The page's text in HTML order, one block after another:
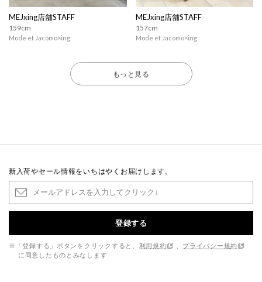
MEJxing店舗STAFF
159cm
Mode et Jacomo×ing
MEJxing店舗STAFF
157cm
Mode et Jacomo×ing
もっと見る
新入荷やセール情報をいちはやくお届けします。
登録する
※「登録する」ボタンをクリックすると、 利用規約
プライバシー規約
に同意したものとみなします